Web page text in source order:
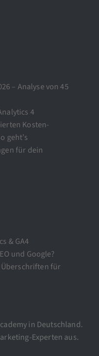
– Analyse von 45
4
Kosten-
geht’s
für dein
& GA4
und Google?
Überschriften für
in Deutschland.
Experten aus.